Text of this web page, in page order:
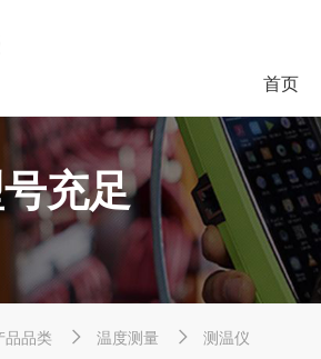
首页
充足
品品类  温度测量  测温仪